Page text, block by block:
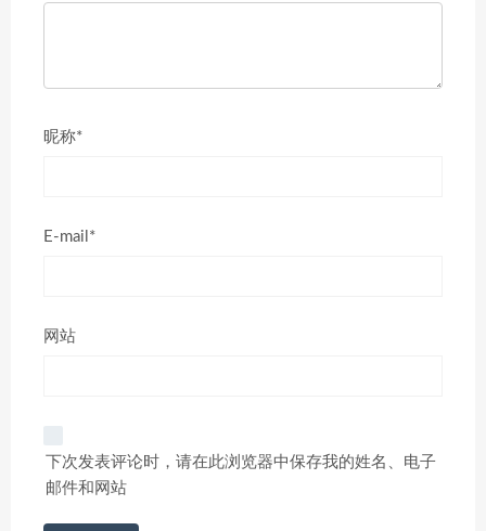
昵称*
E-mail*
网站
下次发表评论时，请在此浏览器中保存我的姓名、电子
邮件和网站